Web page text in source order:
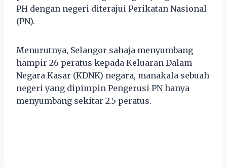
PH dengan negeri diterajui Perikatan Nasional
(PN).
Menurutnya, Selangor sahaja menyumbang
hampir 26 peratus kepada Keluaran Dalam
Negara Kasar (KDNK) negara, manakala sebuah
negeri yang dipimpin Pengerusi PN hanya
menyumbang sekitar 2.5 peratus.